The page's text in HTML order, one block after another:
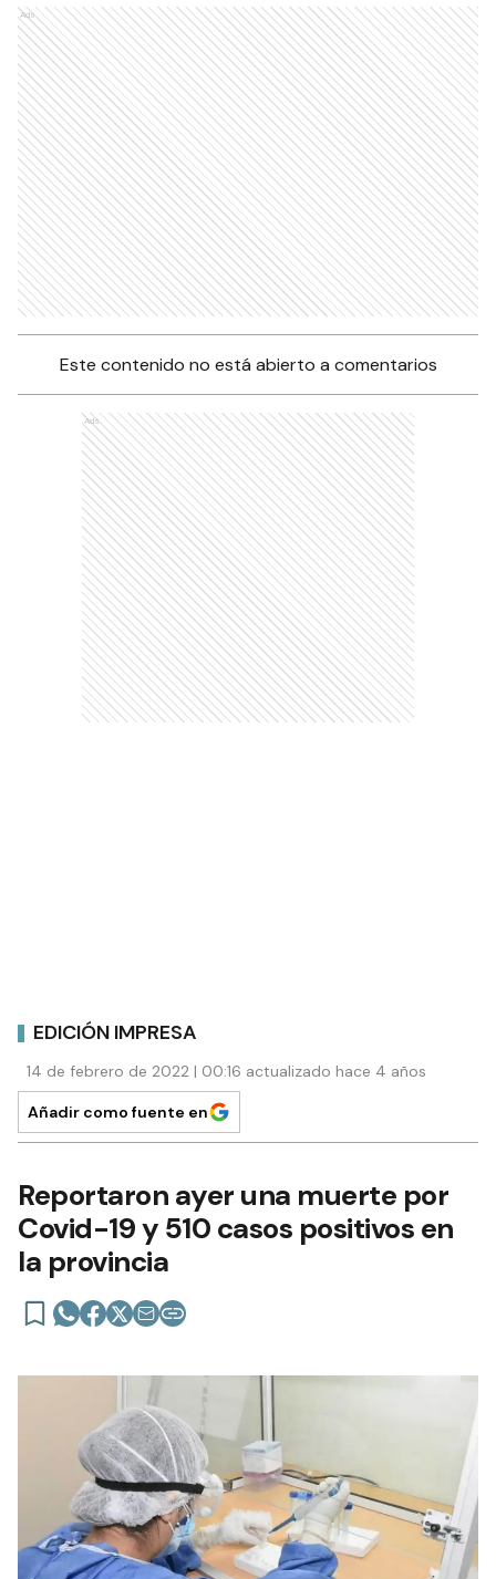
Ads
Este contenido no está abierto a comentarios
Ads
EDICIÓN IMPRESA
14 de febrero de 2022 | 00:16 actualizado hace 4 años
Añadir como fuente en
Reportaron ayer una muerte por
Covid-19 y 510 casos positivos en
la provincia